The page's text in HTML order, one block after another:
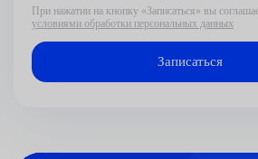
При нажатии на кнопку «Записаться» вы
условиями обработки персональных данных